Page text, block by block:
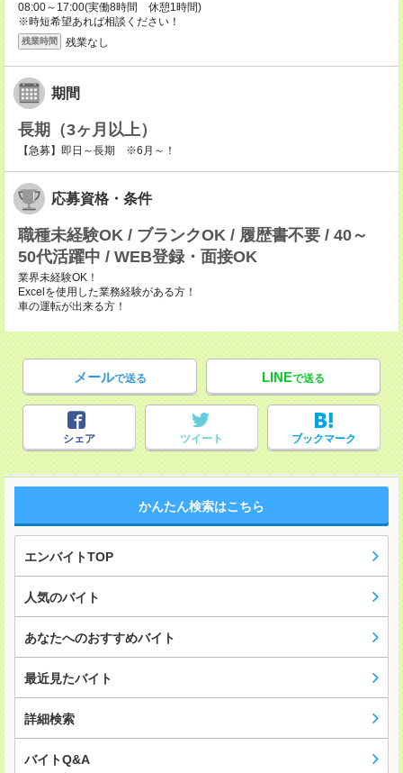
08:00～17:00(実働8時間 休憩1時間)
※時短希望あれば相談ください！
残業時間 残業なし
期間
長期（3ヶ月以上）
【急募】即日～長期 ※6月～！
応募資格・条件
職種未経験OK / ブランクOK / 履歴書不要 / 40～
50代活躍中 / WEB登録・面接OK
業界未経験OK！
Excelを使用した業務経験がある方！
車の運転が出来る方！
メールで送る LINEで送る
シェア ツイート ブックマーク
かんたん検索はこちら
エンバイトTOP
人気のバイト
あなたへのおすすめバイト
最近見たバイト
詳細検索
バイトQ&A